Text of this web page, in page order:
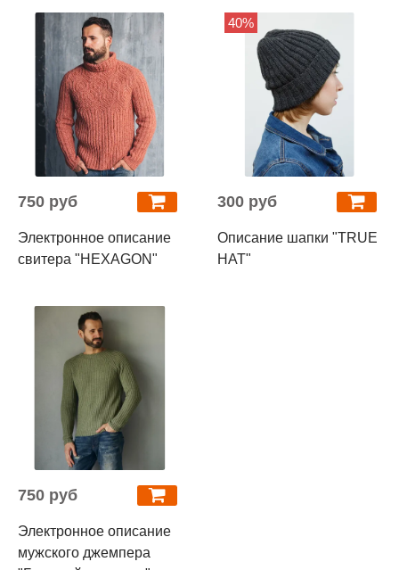
750 руб
Электронное описание
свитера "HEXAGON"
40%
300 руб
Описание шапки "TRUE
HAT"
750 руб
Электронное описание
мужского джемпера